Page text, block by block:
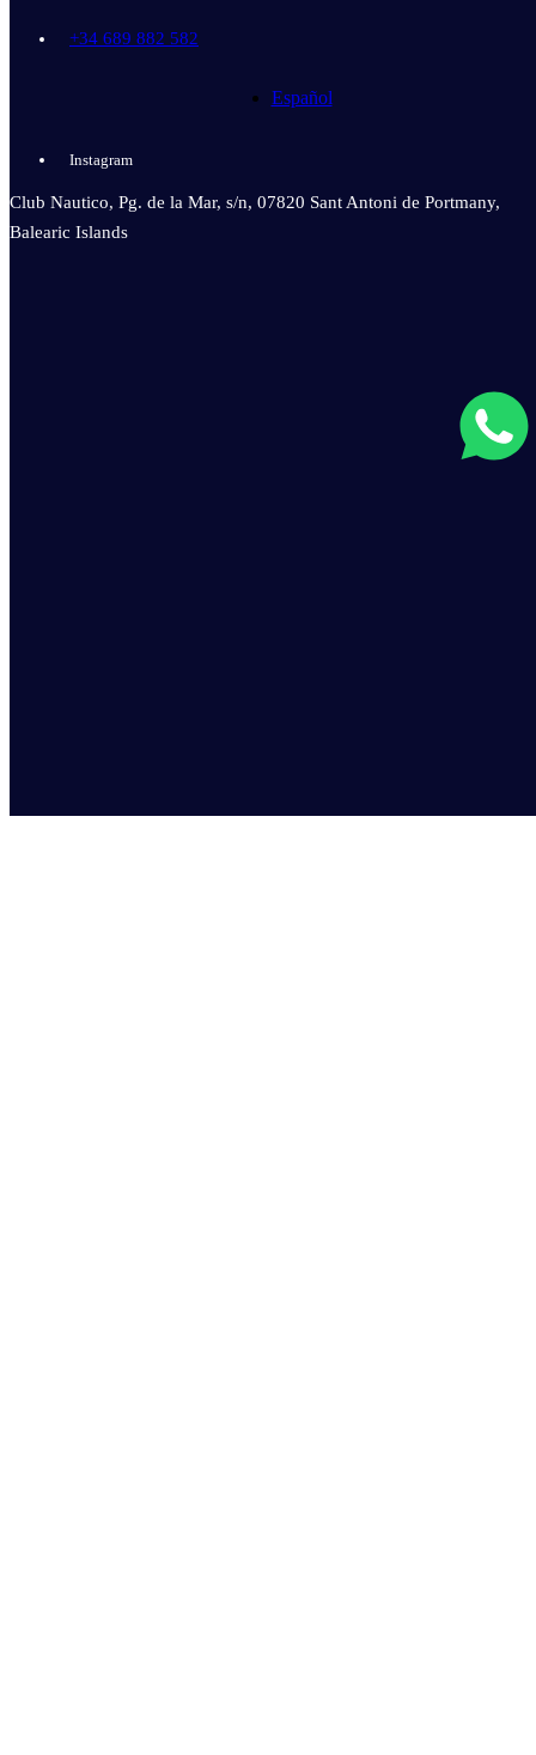
+34 689 882 582
Español
Instagram
Club Nautico, Pg. de la Mar, s/n, 07820 Sant Antoni de Portmany,
Balearic Islands